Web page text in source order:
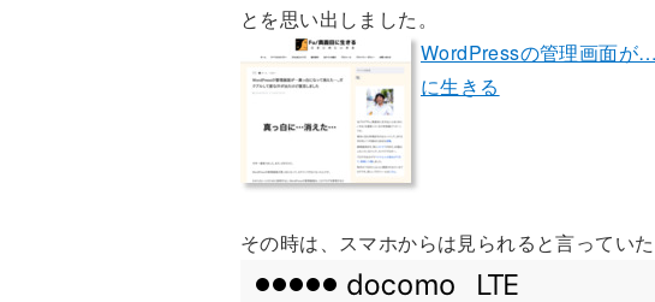
とを思い出しました。
WordPressの管理画面が
に生きる
その時は、スマホからは見られると言ってい